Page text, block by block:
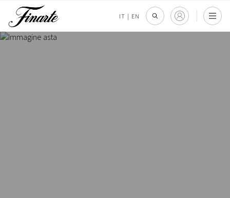
IT | EN